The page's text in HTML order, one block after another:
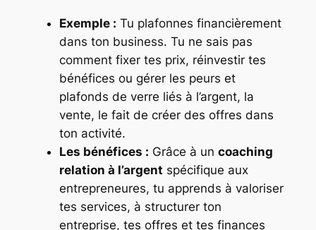
Exemple : Tu plafonnes financièrement
dans ton business. Tu ne sais pas
comment fixer tes prix, réinvestir tes
bénéfices ou gérer les peurs et
plafonds de verre liés à l’argent, la
vente, le fait de créer des offres dans
ton activité.
Les bénéfices : Grâce à un coaching
relation à l’argent spécifique aux
entrepreneures, tu apprends à valoriser
tes services, à structurer ton
entreprise, tes offres et tes finances